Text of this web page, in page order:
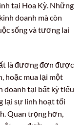
tại Hoa Kỳ. Những
doanh mà còn
sống và tương lai
là đương đơn được
hoặc mua lại một
doanh tại bất kỳ tiểu
lại sự linh hoạt tối
Quan trọng hơn,